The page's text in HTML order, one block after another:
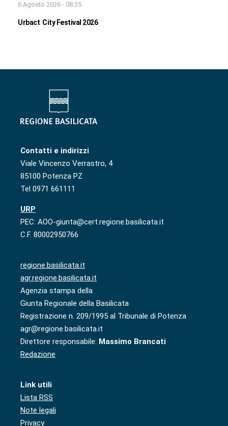
6 Agosto 2026 - 08:35
Urbact City Festival 2026
Contatti e indirizzi
Viale Vincenzo Verrastro, 4
85100 Potenza PZ
Tel 0971 661111
URP
PEC: AOO-giunta@cert.regione.basilicata.it
C.F. 80002950766
regione.basilicata.it
agr.regione.basilicata.it
Agenzia stampa della
Giunta Regionale della Basilicata
Registrazione n. 209/1995 al Tribunale di Potenza
agr@regione.basilicata.it
Direttore responsabile: Massimo Brancati
Redazione
Link utili
Lista RSS
Note legali
Privacy